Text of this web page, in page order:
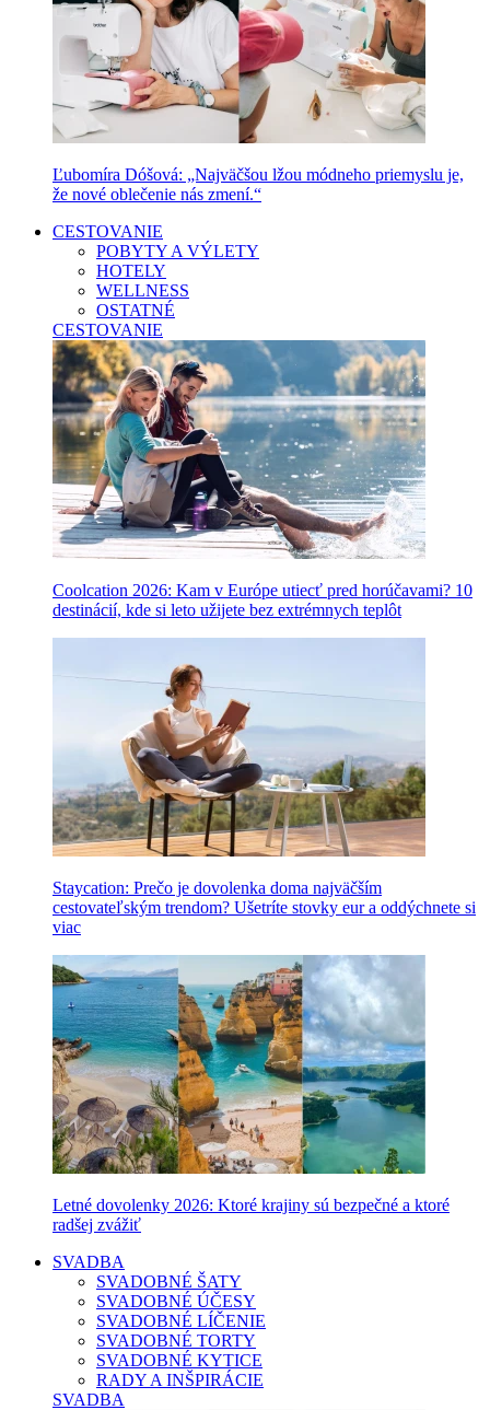
Ľubomíra Dóšová: „Najväčšou lžou módneho priemyslu je,
že nové oblečenie nás zmení.“
CESTOVANIE
POBYTY A VÝLETY
HOTELY
WELLNESS
OSTATNÉ
CESTOVANIE
Coolcation 2026: Kam v Európe utiecť pred horúčavami? 10
destinácií, kde si leto užijete bez extrémnych teplôt
Staycation: Prečo je dovolenka doma najväčším
cestovateľským trendom? Ušetríte stovky eur a oddýchnete si
viac
Letné dovolenky 2026: Ktoré krajiny sú bezpečné a ktoré
radšej zvážiť
SVADBA
SVADOBNÉ ŠATY
SVADOBNÉ ÚČESY
SVADOBNÉ LÍČENIE
SVADOBNÉ TORTY
SVADOBNÉ KYTICE
RADY A INŠPIRÁCIE
SVADBA